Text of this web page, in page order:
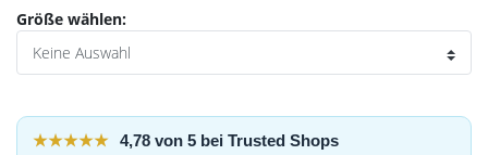
Größe wählen:
★★★★★ 4,78 von 5 bei Trusted Shops